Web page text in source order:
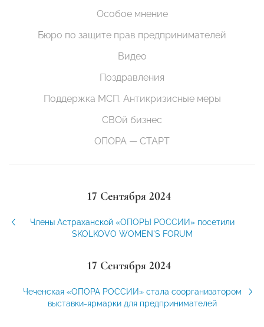
Особое мнение
Бюро по защите прав предпринимателей
Видео
Поздравления
Поддержка МСП. Антикризисные меры
СВОй бизнес
ОПОРА — СТАРТ
17 Сентября 2024
Члены Астраханской «ОПОРЫ РОССИИ» посетили
SKOLKOVO WOMEN'S FORUM
17 Сентября 2024
Чеченская «ОПОРА РОССИИ» стала соорганизатором
выставки-ярмарки для предпринимателей